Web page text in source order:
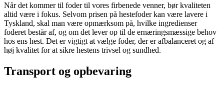
Når det kommer til foder til vores firbenede venner, bør kvaliteten
altid være i fokus. Selvom prisen på hestefoder kan være lavere i
Tyskland, skal man være opmærksom på, hvilke ingredienser
foderet består af, og om det lever op til de ernæringsmæssige behov
hos ens hest. Det er vigtigt at vælge foder, der er afbalanceret og af
høj kvalitet for at sikre hestens trivsel og sundhed.
Transport og opbevaring